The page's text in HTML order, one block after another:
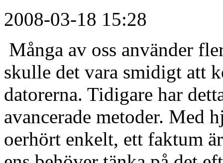
2008-03-18 15:28
Många av oss använder
skulle det vara smidigt att
datorerna. Tidigare har
avancerade metoder. Med
oerhört enkelt, ett faktum